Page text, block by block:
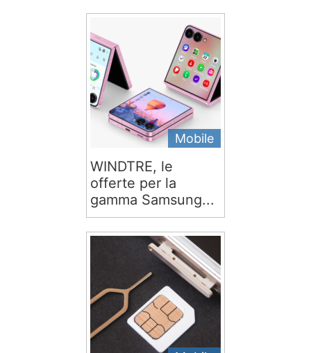
Mobile
WINDTRE, le
offerte per la
gamma Samsung...